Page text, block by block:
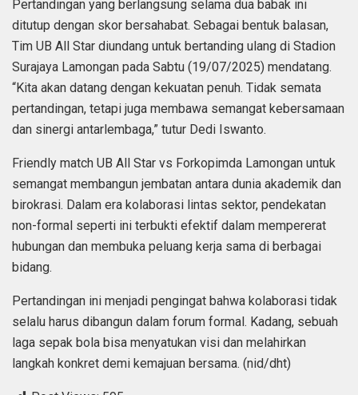
Pertandingan yang berlangsung selama dua babak ini
ditutup dengan skor bersahabat. Sebagai bentuk balasan,
Tim UB All Star diundang untuk bertanding ulang di Stadion
Surajaya Lamongan pada Sabtu (19/07/2025) mendatang.
“Kita akan datang dengan kekuatan penuh. Tidak semata
pertandingan, tetapi juga membawa semangat kebersamaan
dan sinergi antarlembaga,” tutur Dedi Iswanto.
Friendly match UB All Star vs Forkopimda Lamongan untuk
semangat membangun jembatan antara dunia akademik dan
birokrasi. Dalam era kolaborasi lintas sektor, pendekatan
non-formal seperti ini terbukti efektif dalam mempererat
hubungan dan membuka peluang kerja sama di berbagai
bidang.
Pertandingan ini menjadi pengingat bahwa kolaborasi tidak
selalu harus dibangun dalam forum formal. Kadang, sebuah
laga sepak bola bisa menyatukan visi dan melahirkan
langkah konkret demi kemajuan bersama. (nid/dht)